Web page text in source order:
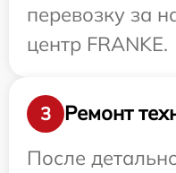
перевозку за
центр FRANKE.
3
Ремонт
После